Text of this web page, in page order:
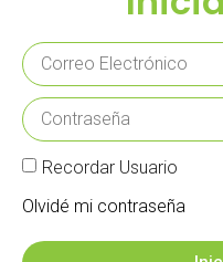
Recordar Usuario
Olvidé mi contraseña